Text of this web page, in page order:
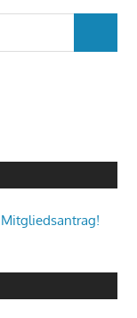
Mitgliedsantrag!